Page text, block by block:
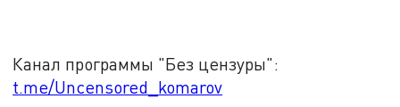
Канал программы "Без цензуры":
t.me/Uncensored_komarov